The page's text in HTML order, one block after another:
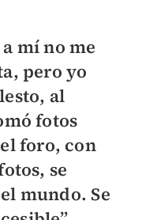
mí no me
pero yo
al
fotos
foro, con
se
mundo. Se